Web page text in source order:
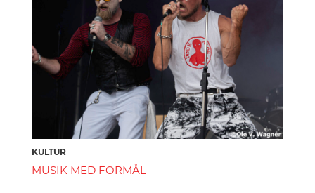
KULTUR
MUSIK MED FORMÅL